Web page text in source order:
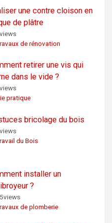
une contre cloison en
de plâtre
views
de rénovation
retirer une vis qui
dans le vide ?
views
pratique
bricolage du bois
views
du Bois
installer un
?
views
de plomberie